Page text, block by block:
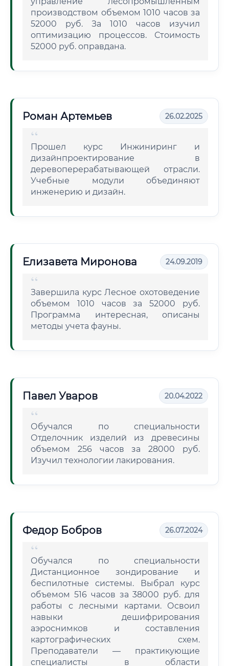
производством объемом 1010 часов за
52000 руб. За 1010 часов изучил
оптимизацию процессов. Стоимость
52000 руб. оправдана.
Роман Артемьев 26.02.2025
Прошел курс Инжиниринг и
дизайнпроектирование в
деревоперерабатывающей отрасли.
Учебные модули объединяют
инженерию и дизайн.
Елизавета Миронова 24.09.2019
Завершила курс Лесное охотоведение
объемом 1010 часов за 52000 руб.
Программа интересная, описаны
методы учета фауны.
Павел Уваров 20.04.2022
Обучался по специальности
Отделочник изделий из древесины
объемом 256 часов за 28000 руб.
Изучил технологии лакирования.
Федор Бобров 26.07.2024
Обучался по специальности
Дистанционное зондирование и
беспилотные системы. Выбрал курс
объемом 516 часов за 38000 руб. для
работы с лесными картами. Освоил
навыки дешифрирования
аэроснимков и составления
картографических схем.
Преподаватели — практикующие
специалисты в области